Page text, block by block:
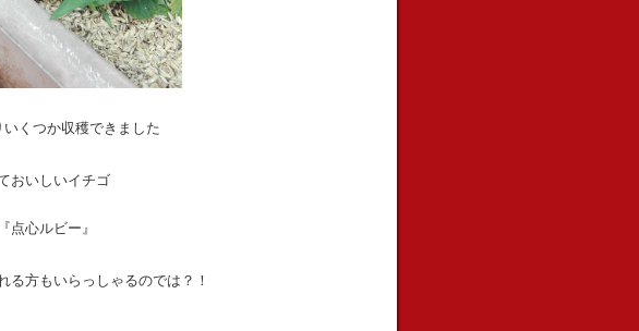
くつか収穫できました
おいしいイチゴ
点心ルビー』
る方もいらっしゃるのでは？！